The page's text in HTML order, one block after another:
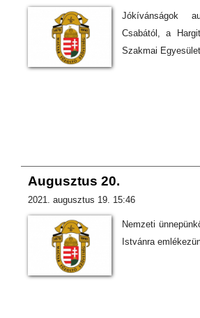
Jókívánságok
Csabától, a
Szakmai
Augusztus 20.
2021. augusztus 19. 15:46
Nemzeti
Istvánra